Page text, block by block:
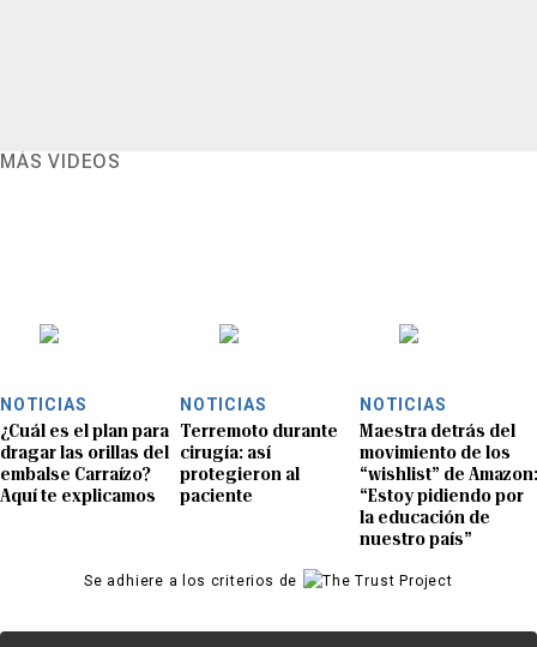
MÁS VIDEOS
NOTICIAS
¿Cuál es el plan para
dragar las orillas del
embalse Carraízo?
Aquí te explicamos
NOTICIAS
Terremoto durante
cirugía: así
protegieron al
paciente
NOTICIAS
Maestra detrás del
movimiento de los
“wishlist” de Amazon:
“Estoy pidiendo por
la educación de
nuestro país”
Se adhiere a los criterios de